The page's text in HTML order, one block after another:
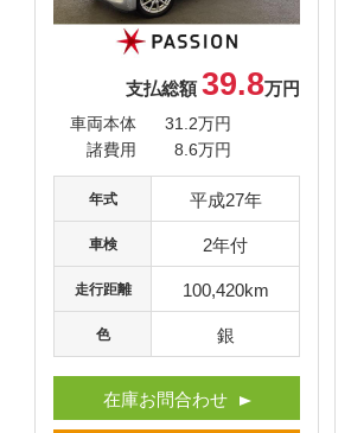
支払総額39.8万円
車両本体
31.2万円
諸費用
8.6万円
年式 平成27年
車検 2年付
走行距離 100,420km
色 銀
在庫お問合わせ